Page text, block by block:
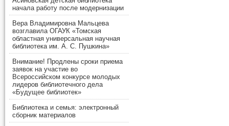
начала работу после модернизации
Вера Владимировна Мальцева
возглавила ОГАУК «Томская
областная универсальная научная
библиотека им. А. С. Пушкина»
Внимание! Продлены сроки приема
заявок на участие во
Всероссийском конкурсе молодых
лидеров библиотечного дела
«Будущее библиотек»
Библиотека и семья: электронный
сборник материалов